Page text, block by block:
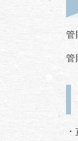
管
管
・